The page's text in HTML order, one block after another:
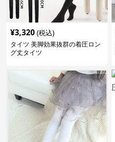
¥3,320 (税込)
タイツ 美脚効果抜群の着圧ロン
グ丈タイツ